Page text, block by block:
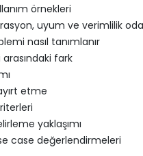
örnekleri
uyum ve verimlilik
nasıl tanımlanır
fark
etme
yaklaşımı
case değerlendirmeleri